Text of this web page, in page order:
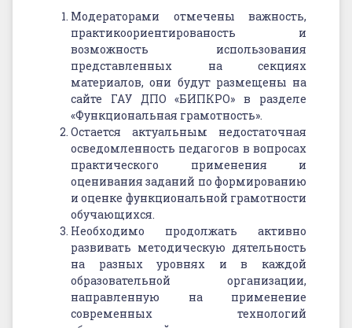
Модераторами отмечены важность,
практикоориентированость и
возможность использования
представленных на секциях
материалов, они будут размещены на
сайте ГАУ ДПО «БИПКРО» в разделе
«Функциональная грамотность».
Остается актуальным недостаточная
осведомленность педагогов в вопросах
практического применения и
оценивания заданий по формированию
и оценке функциональной грамотности
обучающихся.
Необходимо продолжать активно
развивать методическую дятельность
на разных уровнях и в каждой
образовательной организации,
направленную на применение
современных технологий